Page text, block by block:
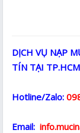
DỊCH VỤ NẠP
TÍN TẠI TP.HCM
Hotline/Zalo:
Email: